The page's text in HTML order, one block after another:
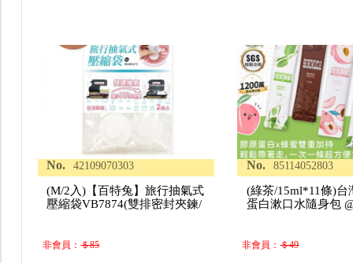
No. 42109070303
(M/2入)【百特兔】旅行抽氣式
壓縮袋VB7874(雙排密封夾鍊/
非會員：＄85
No. 85114052803
(綠茶/15ml*11條)台
蛋白漱口水隨身包
非會員：＄49